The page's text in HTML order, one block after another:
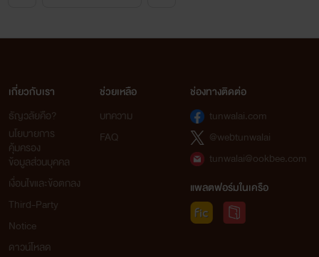
เกี่ยวกับเรา
ธัญวลัยคือ?
นโยบายการ
คุ้มครอง
ข้อมูลส่วนบุคคล
เงื่อนไขและข้อตกลง
Third-Party
Notice
ดาวน์โหลด
ช่วยเหลือ
บทความ
FAQ
ช่องทางติดต่อ
tunwalai.com
@webtunwalai
tunwalai@ookbee.com
แพลตฟอร์มในเครือ